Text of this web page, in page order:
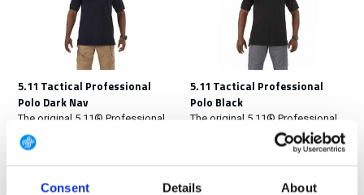
Consent Details About
5.11 Tactical Professional
Polo Dark Nav
The original 5.11® Professional
€ 61,95
5.11 Tactical Professional
Polo Black
The original 5.11® Professional
€ 61,95